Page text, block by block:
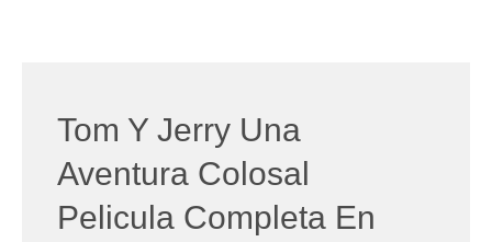
Tom Y Jerry Una
Aventura Colosal
Pelicula Completa En